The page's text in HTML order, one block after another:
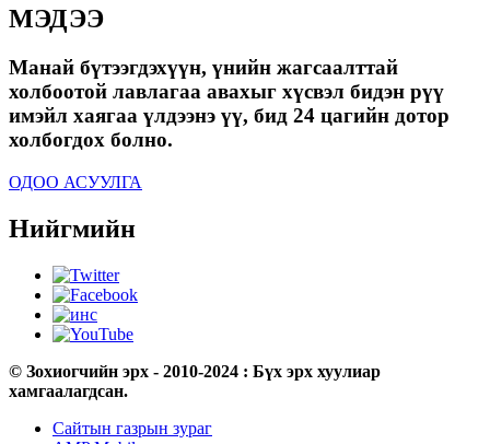
МЭДЭЭ
Манай бүтээгдэхүүн, үнийн жагсаалттай
холбоотой лавлагаа авахыг хүсвэл бидэн рүү
имэйл хаягаа үлдээнэ үү, бид 24 цагийн дотор
холбогдох болно.
ОДОО АСУУЛГА
Нийгмийн
© Зохиогчийн эрх - 2010-2024 : Бүх эрх хуулиар
хамгаалагдсан.
Сайтын газрын зураг